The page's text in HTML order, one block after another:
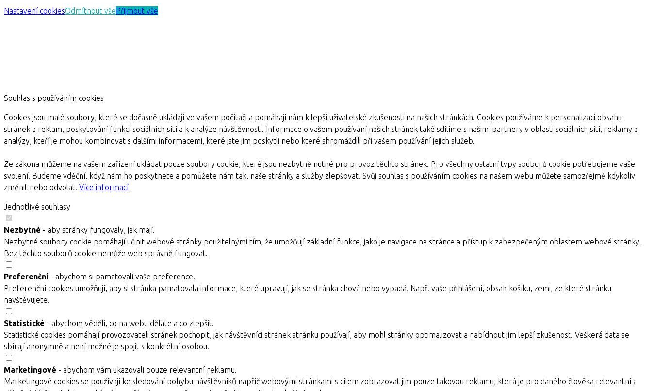
Nastavení cookiesOdmítnout všePřijmout vše
Souhlas s používáním cookies
Cookies jsou malé soubory, které se dočasně ukládají ve vašem počítači a pomáhají nám k lepší uživatelské zkušenosti na našich stránkách. Cookies používáme k personalizaci obsahu
stránek a reklam, poskytování funkcí sociálních sítí a k analýze návštěvnosti. Informace o vašem používání našich stránek také sdílíme s našimi partnery v oblasti sociálních sítí, reklamy a
analýzy, kteří je mohou kombinovat s dalšími informacemi, které jste jim poskytli nebo které shromáždili při vašem používání jejich služeb.
Ze zákona můžeme na vašem zařízení ukládat pouze soubory cookie, které jsou nezbytně nutné pro provoz těchto stránek. Pro všechny ostatní typy souborů cookie potřebujeme vaše
svolení. Budeme vděční, když nám ho poskytnete a pomůžete nám tak, naše stránky a služby zlepšovat. Svůj souhlas s používáním cookies na našem webu můžete samozřejmě kdykoliv
změnit nebo odvolat. Více informací
Jednotlivé souhlasy
Nezbytné - aby stránky fungovaly, jak mají.
Nezbytné soubory cookie pomáhají učinit webové stránky použitelnými tím, že umožňují základní funkce, jako je navigace na stránce a přístup k zabezpečeným oblastem webové stránky.
Bez těchto souborů cookie nemůže web správně fungovat.
Preferenční - abychom si pamatovali vaše preference.
Preferenční cookies umožňují, aby si stránka pamatovala informace, které upravují, jak se stránka chová nebo vypadá. Např. vaše přihlášení, obsah košíku, zemi, ze které stránku
navštěvujete.
Statistické - abychom věděli, co na webu děláte a co zlepšit.
Statistické cookies pomáhají provozovateli stránek pochopit, jak návštěvníci stránek stránku používají, aby mohl stránky optimalizovat a nabídnout jim lepší zkušenost. Veškerá data se
sbírají anonymně a není možné je spojit s konkrétní osobou.
Marketingové - abychom vám ukazovali pouze relevantní reklamu.
Marketingové cookies se používají ke sledování pohybu návštěvníků napříč webovými stránkami s cílem zobrazovat jim pouze takovou reklamu, která je pro daného člověka relevantní a